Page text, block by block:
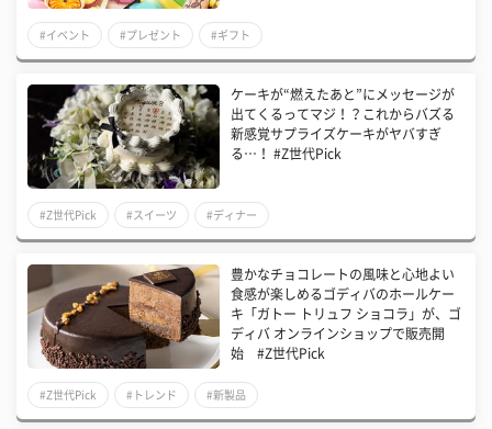
#イベント #プレゼント #ギフト
ケーキが“燃えたあと”にメッセージが
出てくるってマジ！？これからバズる
新感覚サプライズケーキがヤバすぎ
る…！ #Z世代Pick
#Z世代Pick #スイーツ #ディナー
豊かなチョコレートの風味と心地よい
食感が楽しめるゴディバのホールケー
キ「ガトー トリュフ ショコラ」が、ゴ
ディバ オンラインショップで販売開
始 #Z世代Pick
#Z世代Pick #トレンド #新製品